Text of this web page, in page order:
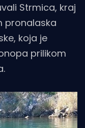
Strmica, kraj
pronalaska
koja je
prilikom